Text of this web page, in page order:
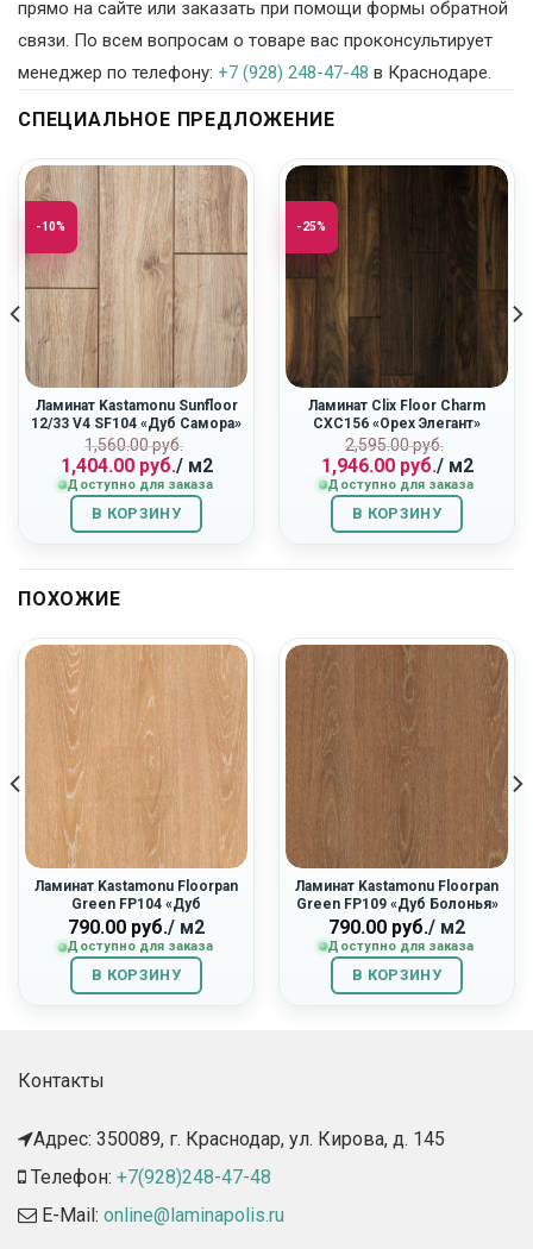
прямо на сайте или заказать при помощи формы обратной
связи. По всем вопросам о товаре вас проконсультирует
менеджер по телефону: +7 (928) 248-47-48 в Краснодаре.
СПЕЦИАЛЬНОЕ ПРЕДЛОЖЕНИЕ
-10%
Ламинат Kastamonu Sunfloor
12/33 V4 SF104 «Дуб Самора»
1,560.00руб.
Первоначальная
цена
составляла
1,560.00
руб..
1,404.00руб.
Текущая
цена:
1,404.00
руб..
/ м2
Доступно для заказа
В КОРЗИНУ
-25%
Ламинат Clix Floor Charm
CXC156 «Орех Элегант»
2,595.00руб.
цена
составляла
2,595.00
руб..
1,946.00руб.
Текущая
цена:
1,946.00
руб..
/ м2
Доступно для заказа
В КОРЗИНУ
ПОХОЖИЕ
Ламинат Kastamonu Floorpan
Green FP104 «Дуб
Ливерпуль»
790.00 руб./ м2
Доступно для заказа
В КОРЗИНУ
Ламинат Kastamonu Floorpan
Green FP109 «Дуб Болонья»
790.00 руб./ м2
Доступно для заказа
В КОРЗИНУ
Контакты
Адрес: 350089, г. Краснодар, ул. Кирова, д. 145​
Телефон: +7(928)248-47-48
E-Mail: online@laminapolis.ru